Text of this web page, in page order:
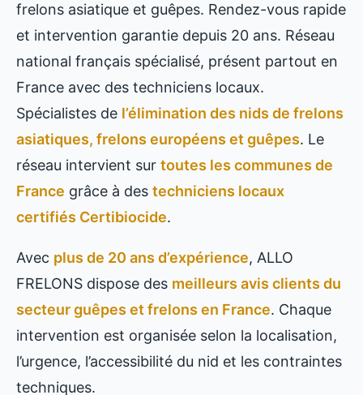
frelons asiatique et guêpes. Rendez-vous rapide
et intervention garantie depuis 20 ans. Réseau
national français spécialisé, présent partout en
France avec des techniciens locaux.
Spécialistes de l’élimination des nids de frelons
asiatiques, frelons européens et guêpes. Le
réseau intervient sur toutes les communes de
France grâce à des techniciens locaux
certifiés Certibiocide.
Avec plus de 20 ans d’expérience, ALLO
FRELONS dispose des meilleurs avis clients du
secteur guêpes et frelons en France. Chaque
intervention est organisée selon la localisation,
l’urgence, l’accessibilité du nid et les contraintes
techniques.